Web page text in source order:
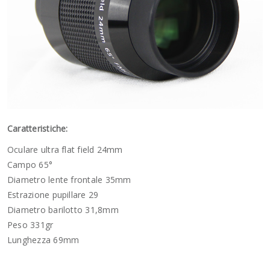
Caratteristiche:
Oculare ultra flat field 24mm
Campo 65°
Diametro lente frontale 35mm
Estrazione pupillare 29
Diametro barilotto 31,8mm
Peso 331gr
Lunghezza 69mm